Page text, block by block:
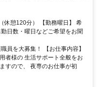
）-車13分
休憩120分） 【勤務曜日】 希
日数・曜日などご希望をお聞
員を大募集！ 【お仕事内容】
者様の 生活サポート全般をお
すので、 夜専のお仕事が初